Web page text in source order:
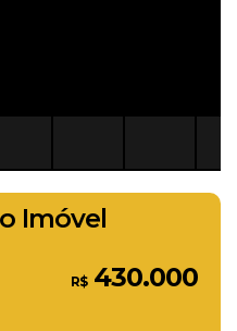
Imóvel
R$430.000